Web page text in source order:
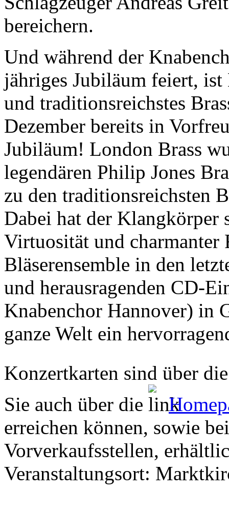
bereichern.
Und während der
jähriges Jubiläum feiert, ist
und traditionsreichstes
Dezember bereits in
Jubiläum! London Brass
legendären Philip Jones
zu den traditionsreichsten
Dabei hat der Klangkörper
Virtuosität und charmanter
Bläserensemble in den
und herausragenden CD-
Knabenchor Hannover) in
ganze Welt ein
Konzertkarten sind über
Sie auch über die
erreichen können, sowie
Vorverkaufsstellen,
Veranstaltungsort: